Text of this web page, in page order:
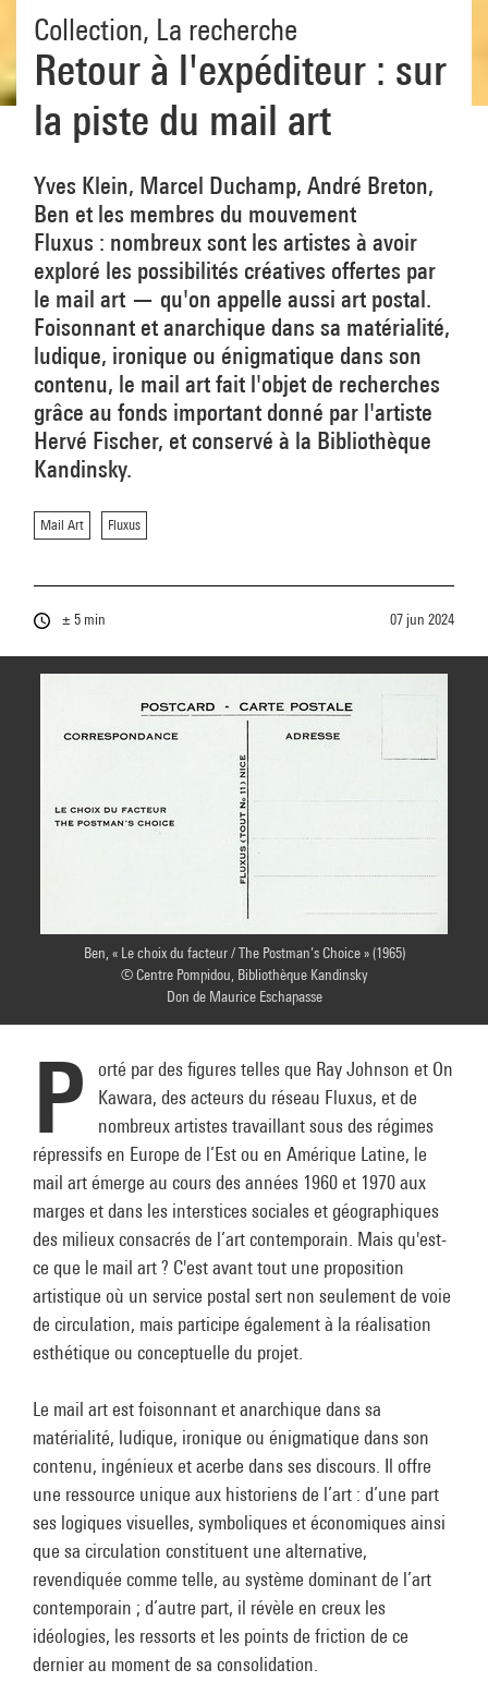
Collection, La recherche
Retour à l'expéditeur : sur
la piste du mail art
Yves Klein, Marcel Duchamp, André Breton,
Ben et les membres du mouvement
Fluxus : nombreux sont les artistes à avoir
exploré les possibilités créatives offertes par
le mail art — qu'on appelle aussi art postal.
Foisonnant et anarchique dans sa matérialité,
ludique, ironique ou énigmatique dans son
contenu, le mail art fait l'objet de recherches
grâce au fonds important donné par l'artiste
Hervé Fischer, et conservé à la Bibliothèque
Kandinsky.
Mail Art Fluxus
± 5 min 07 jun 2024
Ben, « Le choix du facteur / The Postman’s Choice » (1965)
© Centre Pompidou, Bibliothèque Kandinsky
Don de Maurice Eschapasse
P
orté par des figures telles que Ray Johnson et On
Kawara, des acteurs du réseau Fluxus, et de
nombreux artistes travaillant sous des régimes
répressifs en Europe de l’Est ou en Amérique Latine, le
mail art émerge au cours des années 1960 et 1970 aux
marges et dans les interstices sociales et géographiques
des milieux consacrés de l’art contemporain. Mais qu'est-
ce que le mail art ? C'est avant tout une proposition
artistique où un service postal sert non seulement de voie
de circulation, mais participe également à la réalisation
esthétique ou conceptuelle du projet.
Le mail art est foisonnant et anarchique dans sa
matérialité, ludique, ironique ou énigmatique dans son
contenu, ingénieux et acerbe dans ses discours. Il offre
une ressource unique aux historiens de l’art : d’une part
ses logiques visuelles, symboliques et économiques ainsi
que sa circulation constituent une alternative,
revendiquée comme telle, au système dominant de l’art
contemporain ; d’autre part, il révèle en creux les
idéologies, les ressorts et les points de friction de ce
dernier au moment de sa consolidation.